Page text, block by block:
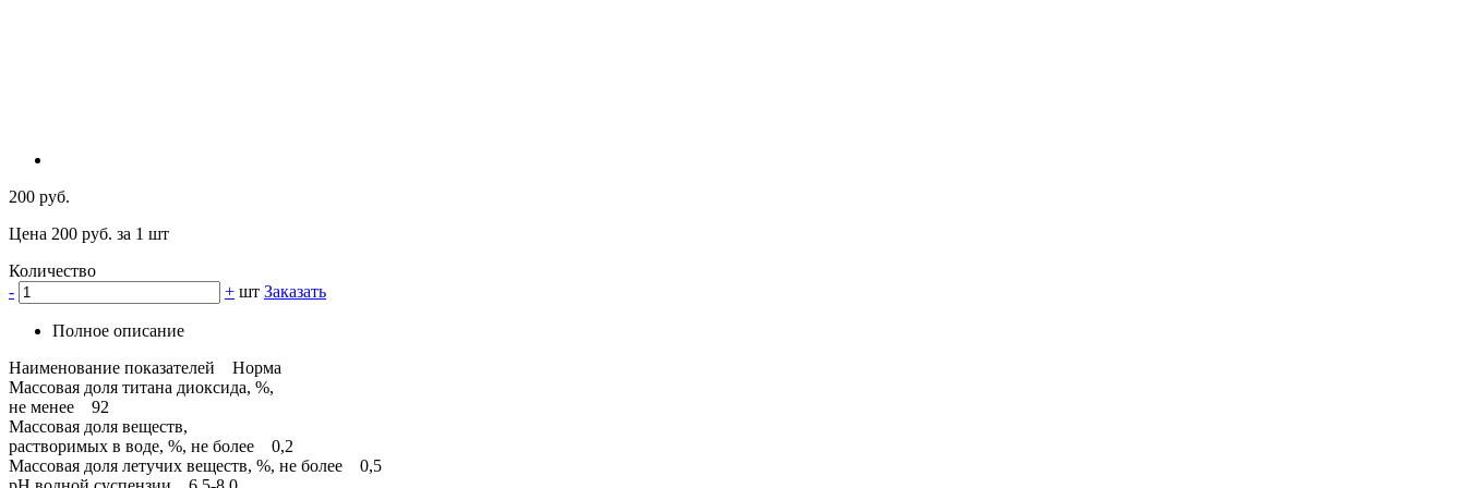
200 руб.
Цена 200 руб. за 1 шт
Количество
-
+ шт Заказать
Полное описание
Наименование показателей Норма
Массовая доля титана диоксида, %,
не менее 92
Массовая доля веществ,
растворимых в воде, %, не более 0,2
Массовая доля летучих веществ, %, не более 0,5